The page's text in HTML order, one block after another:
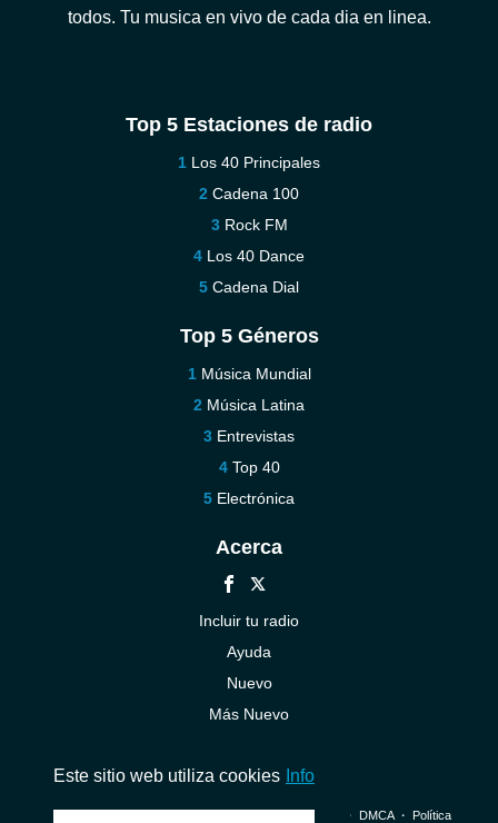
todos. Tu musica en vivo de cada dia en linea.
Top 5 Estaciones de radio
Los 40 Principales
Cadena 100
Rock FM
Los 40 Dance
Cadena Dial
Top 5 Géneros
Música Mundial
Música Latina
Entrevistas
Top 40
Electrónica
Acerca
Incluir tu radio
Ayuda
Nuevo
Más Nuevo
© 2026 InstantAudio. Reservados todos los derechos. ・ DMCA・ Política
Este sitio web utiliza cookies Info